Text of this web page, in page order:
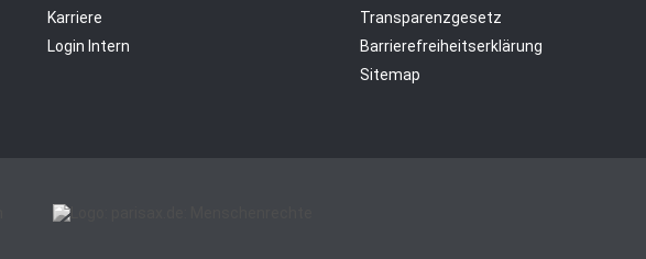
Karriere
Login Intern
Transparenzgesetz
Barrierefreiheitserklärung
Sitemap